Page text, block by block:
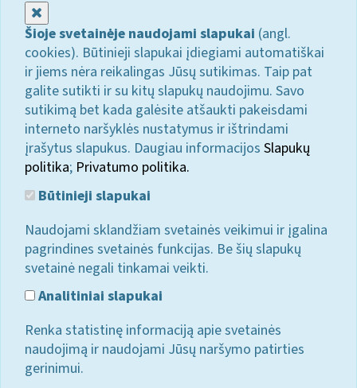
Šioje svetainėje naudojami slapukai (angl.
cookies). Būtinieji slapukai įdiegiami automatiškai
ir jiems nėra reikalingas Jūsų sutikimas. Taip pat
galite sutikti ir su kitų slapukų naudojimu. Savo
sutikimą bet kada galėsite atšaukti pakeisdami
interneto naršyklės nustatymus ir ištrindami
įrašytus slapukus. Daugiau informacijos Slapukų
politika; Privatumo politika.
Būtinieji slapukai
Naudojami sklandžiam svetainės veikimui ir įgalina
pagrindines svetainės funkcijas. Be šių slapukų
svetainė negali tinkamai veikti.
Analitiniai slapukai
Renka statistinę informaciją apie svetainės
naudojimą ir naudojami Jūsų naršymo patirties
gerinimui.